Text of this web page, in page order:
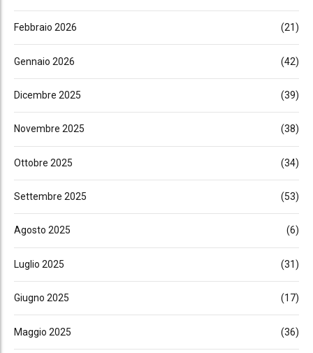
Febbraio 2026 (21)
Gennaio 2026 (42)
Dicembre 2025 (39)
Novembre 2025 (38)
Ottobre 2025 (34)
Settembre 2025 (53)
Agosto 2025 (6)
Luglio 2025 (31)
Giugno 2025 (17)
Maggio 2025 (36)